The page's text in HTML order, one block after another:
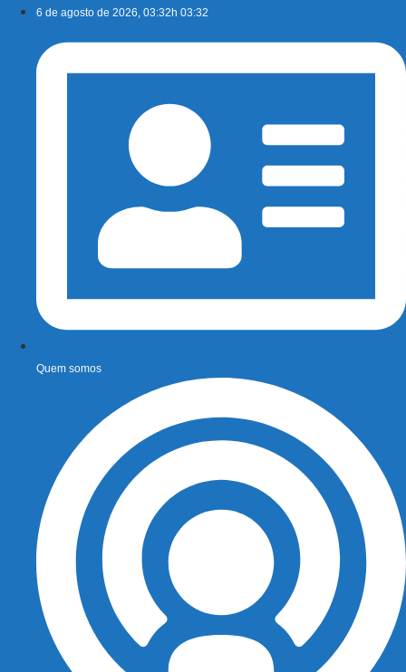
conteúdo
6 de agosto de 2026, 03:32h 03:32
Quem somos